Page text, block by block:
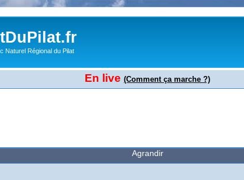
Naturel Régional du Pilat
En live (Comment ça marche ?)
Agrandir